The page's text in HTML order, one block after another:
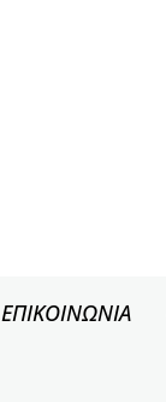
ΕΠΙΚΟΙΝΩΝΙΑ